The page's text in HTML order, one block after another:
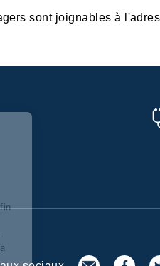
sont joignables à
site des cookies afin
fournir un contenu
fonctionnalités
de permettre la
d’analyser les